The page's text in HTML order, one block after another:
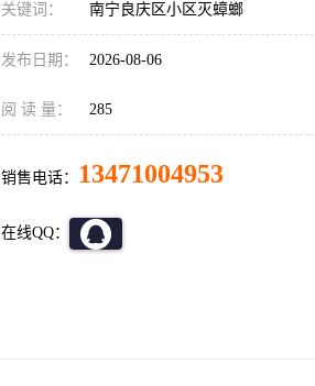
关键词： 南宁良庆区小区灭蟑螂
发布日期： 2026-08-06
阅 读 量： 285
销售电话： 13471004953
在线QQ：